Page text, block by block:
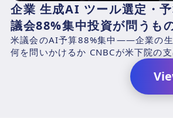
企業 生成AI ツール選定・
議会88%集中投資が問うも
米議会のAI予算88%集中——企業の
何を問いかけるか CNBCが米下院の
結果、2025年4月1日〜2026年3月31